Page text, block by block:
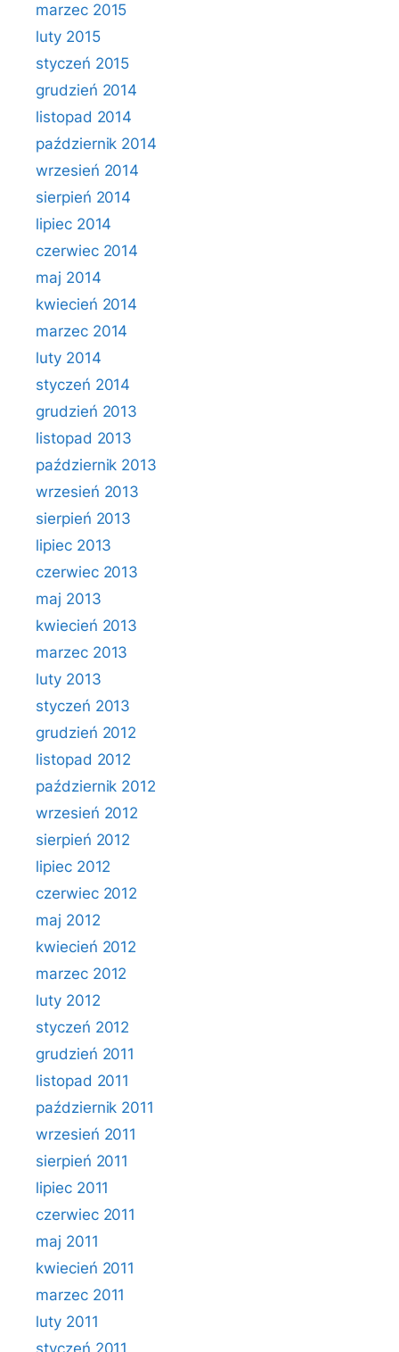
marzec 2015
luty 2015
styczeń 2015
grudzień 2014
listopad 2014
październik 2014
wrzesień 2014
sierpień 2014
lipiec 2014
czerwiec 2014
maj 2014
kwiecień 2014
marzec 2014
luty 2014
styczeń 2014
grudzień 2013
listopad 2013
październik 2013
wrzesień 2013
sierpień 2013
lipiec 2013
czerwiec 2013
maj 2013
kwiecień 2013
marzec 2013
luty 2013
styczeń 2013
grudzień 2012
listopad 2012
październik 2012
wrzesień 2012
sierpień 2012
lipiec 2012
czerwiec 2012
maj 2012
kwiecień 2012
marzec 2012
luty 2012
styczeń 2012
grudzień 2011
listopad 2011
październik 2011
wrzesień 2011
sierpień 2011
lipiec 2011
czerwiec 2011
maj 2011
kwiecień 2011
marzec 2011
luty 2011
styczeń 2011